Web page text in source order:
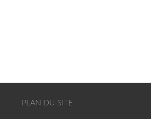
PLAN DU SITE